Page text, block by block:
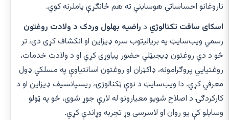
ناروغانو احساساتي هوساینې ته هم ځانګړې پاملرنه کوي.
اسکای سافت تکنالوژي د راضیه بهلول وردک د ولادت روغتون
رسمي ویب‌سایټ په بریالیتوب سره ډیزاین او انکشاف کړی دی، تر
څو د دې روغتون ډیجیټلي حضور پیاوړی کړي او د ولادت خدمات،
روغتیایي پروګرامونه، ډاکټران او روغتون اسانتیاوې په مسلکي ډول
معرفي کړي. دا ویب‌سایټ د نوې ټکنالوژۍ، ریسپانسیف ډیزاین او د
کارکردګۍ د اصلاح شویو معیارونو له لارې جوړ شوی، څو په ټولو
وسایلو کې یو روان او لاسرسی وړ تجربه وړاندې کړي.